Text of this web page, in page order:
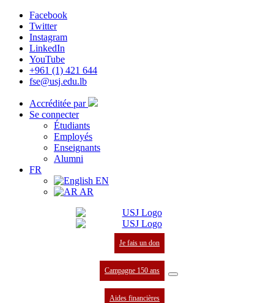
Facebook
Twitter
Instagram
LinkedIn
YouTube
+961 (1) 421 644
fse@usj.edu.lb
Accréditée par
Se connecter
Étudiants
Employés
Enseignants
Alumni
FR
EN
AR
Je fais un don
Campagne 150 ans
Aides financières